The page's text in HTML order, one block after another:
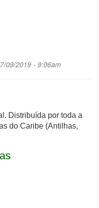
09/2019 - 9:06am
Distribuída por toda a
do Caribe (Antilhas,